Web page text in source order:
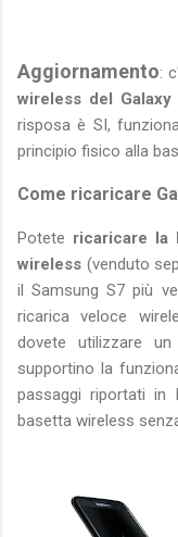
Aggiornamento:
wireless del
risposa è SI,
principio fisico alla
Come ricaricare
Potete ricaricare la
wireless (venduto
il Samsung S7 più
ricarica veloce
dovete utilizzare
supportino la
passaggi riportati in
basetta wireless